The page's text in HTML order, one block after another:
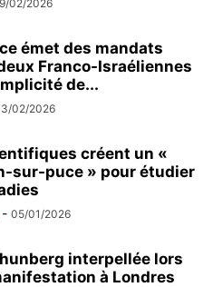
02/2026
émet des mandats
Franco-Israéliennes
de...
02/2026
créent un «
sur-puce » pour étudier
- 05/01/2026
interpellée lors
à Londres